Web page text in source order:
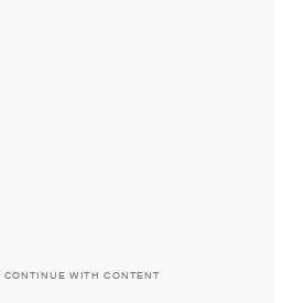
CONTINUE WITH CONTENT